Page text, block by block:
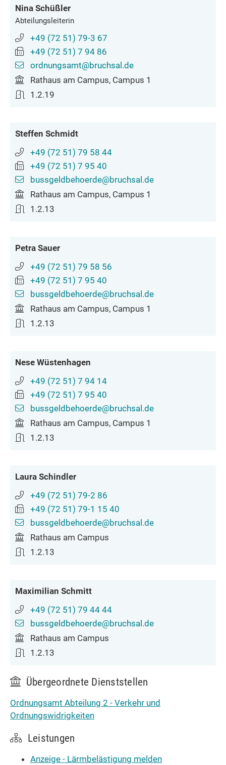
Nina Schüßler
Abteilungsleiterin
+49 (72 51) 79-3 67
+49 (72 51) 7 94 86
ordnungsamt@bruchsal.de
Rathaus am Campus, Campus 1
1.2.19
Steffen Schmidt
+49 (72 51) 79 58 44
+49 (72 51) 7 95 40
bussgeldbehoerde@bruchsal.de
Rathaus am Campus, Campus 1
1.2.13
Petra Sauer
+49 (72 51) 79 58 56
+49 (72 51) 7 95 40
bussgeldbehoerde@bruchsal.de
Rathaus am Campus, Campus 1
1.2.13
Nese Wüstenhagen
+49 (72 51) 7 94 14
+49 (72 51) 7 95 40
bussgeldbehoerde@bruchsal.de
Rathaus am Campus, Campus 1
1.2.13
Laura Schindler
+49 (72 51) 79-2 86
+49 (72 51) 79-1 15 40
bussgeldbehoerde@bruchsal.de
Rathaus am Campus
1.2.13
Maximilian Schmitt
+49 (72 51) 79 44 44
bussgeldbehoerde@bruchsal.de
Rathaus am Campus
1.2.13
Übergeordnete Dienststellen
Ordnungsamt Abteilung 2 - Verkehr und
Ordnungswidrigkeiten
Leistungen
Anzeige - Lärmbelästigung melden